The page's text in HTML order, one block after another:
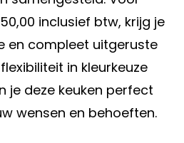
inclusief btw, krijg je
en compleet uitgeruste
in kleurkeuze
je deze keuken perfect
wensen en behoeften.